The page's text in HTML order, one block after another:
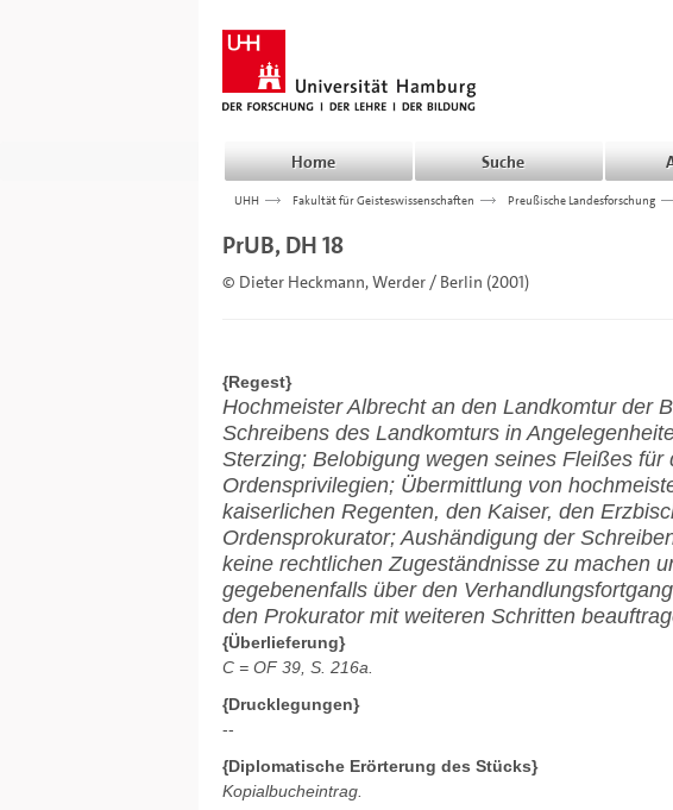
Home Suche
UHH >>> Fakultät für Geisteswissenschaften >>> Preußische Landesforschung
PrUB, DH 18
© Dieter Heckmann, Werder / Berlin (2001)
{Regest}
Hochmeister Albrecht an den Landkomtur der
Schreibens des Landkomturs in
Sterzing; Belobigung wegen seines Fleißes für
Ordensprivilegien; Übermittlung von
kaiserlichen Regenten, den Kaiser, den
Ordensprokurator; Aushändigung der
keine rechtlichen Zugeständnisse zu machen
gegebenenfalls über den
den Prokurator mit weiteren Schritten
{Überlieferung}
C = OF 39, S. 216a.
{Drucklegungen}
--
{Diplomatische Erörterung des Stücks}
Kopialbucheintrag.